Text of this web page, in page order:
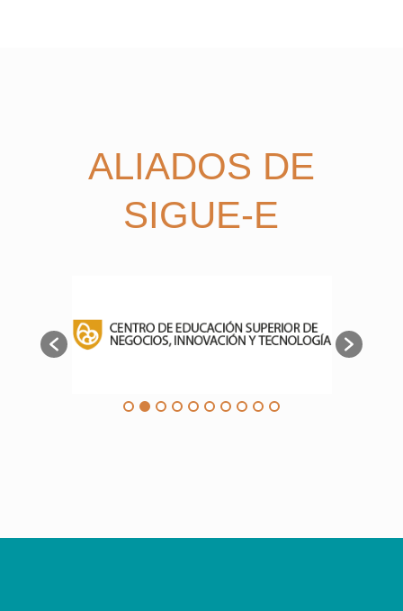
ALIADOS DE
SIGUE-E